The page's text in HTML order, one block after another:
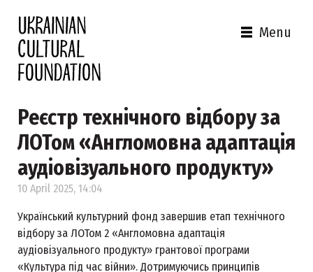
Menu
Реєстр технічного відбору за
ЛОТом «Англомовна адаптація
аудіовізуального продукту»
10 April 2025, 14:04
Український культурний фонд завершив етап технічного
відбору за ЛОТом 2 «Англомовна адаптація
аудіовізуального продукту» грантової програми
«Культура під час війни». Дотримуючись принципів